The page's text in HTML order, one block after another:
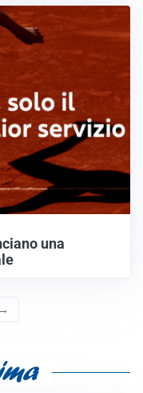
una
→